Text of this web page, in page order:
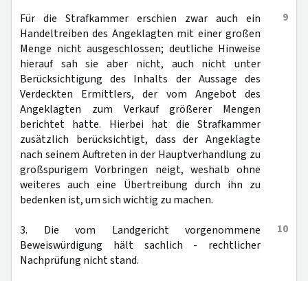
9
Für die Strafkammer erschien zwar auch ein
Handeltreiben des Angeklagten mit einer großen
Menge nicht ausgeschlossen; deutliche Hinweise
hierauf sah sie aber nicht, auch nicht unter
Berücksichtigung des Inhalts der Aussage des
Verdeckten Ermittlers, der vom Angebot des
Angeklagten zum Verkauf größerer Mengen
berichtet hatte. Hierbei hat die Strafkammer
zusätzlich berücksichtigt, dass der Angeklagte
nach seinem Auftreten in der Hauptverhandlung zu
großspurigem Vorbringen neigt, weshalb ohne
weiteres auch eine Übertreibung durch ihn zu
bedenken ist, um sich wichtig zu machen.
10
3. Die vom Landgericht vorgenommene
Beweiswürdigung hält sachlich - rechtlicher
Nachprüfung nicht stand.